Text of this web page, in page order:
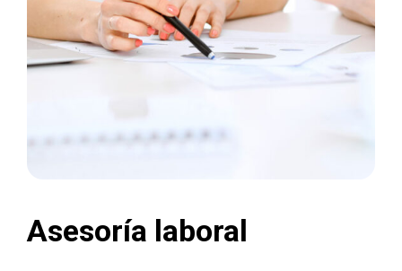
Asesoría laboral